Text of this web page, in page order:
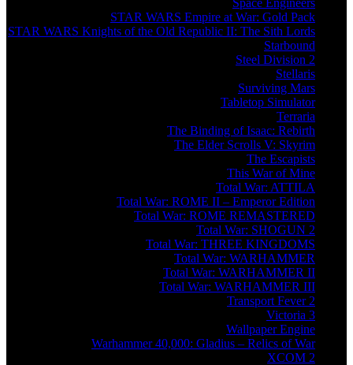
Space Engineers
STAR WARS Empire at War: Gold Pack
STAR WARS Knights of the Old Republic II: The Sith Lords
Starbound
Steel Division 2
Stellaris
Surviving Mars
Tabletop Simulator
Terraria
The Binding of Isaac: Rebirth
The Elder Scrolls V: Skyrim
The Escapists
This War of Mine
Total War: ATTILA
Total War: ROME II – Emperor Edition
Total War: ROME REMASTERED
Total War: SHOGUN 2
Total War: THREE KINGDOMS
Total War: WARHAMMER
Total War: WARHAMMER II
Total War: WARHAMMER III
Transport Fever 2
Victoria 3
Wallpaper Engine
Warhammer 40,000: Gladius – Relics of War
XCOM 2